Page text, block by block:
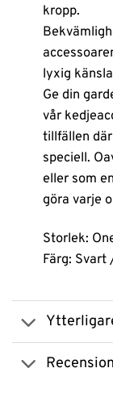
kropp.
lyxig
Ge din
vår
tillfällen
speciell.
eller som
göra varje
Storlek:
Färg: Svart